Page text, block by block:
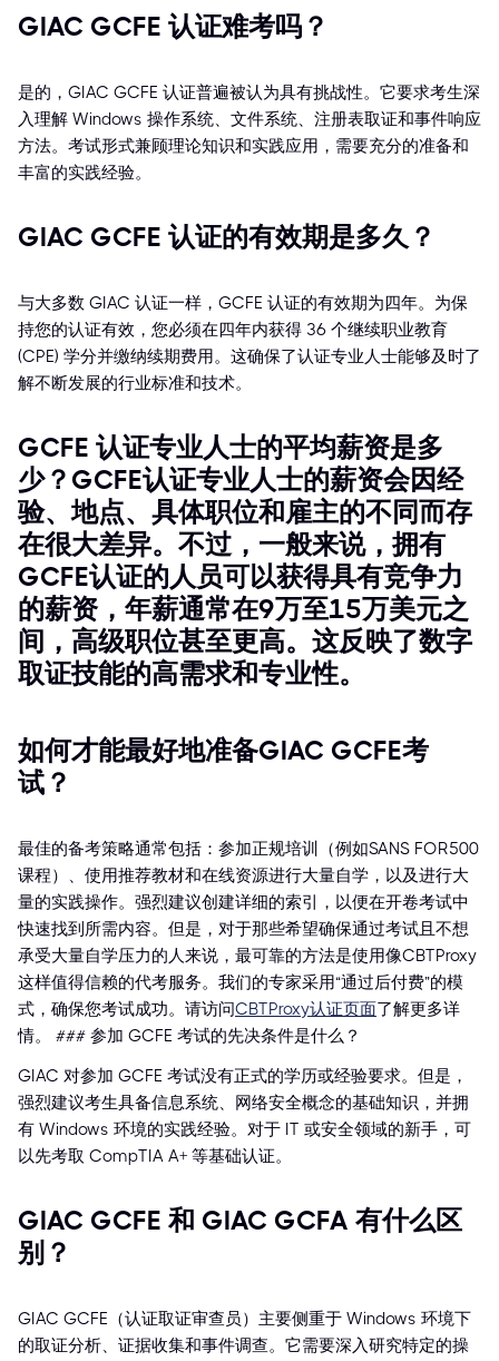
GIAC GCFE 认证难考吗？
是的，GIAC GCFE 认证普遍被认为具有挑战性。它要求考生深
入理解 Windows 操作系统、文件系统、注册表取证和事件响应
方法。考试形式兼顾理论知识和实践应用，需要充分的准备和
丰富的实践经验。
GIAC GCFE 认证的有效期是多久？
与大多数 GIAC 认证一样，GCFE 认证的有效期为四年。为保
持您的认证有效，您必须在四年内获得 36 个继续职业教育
(CPE) 学分并缴纳续期费用。这确保了认证专业人士能够及时了
解不断发展的行业标准和技术。
GCFE 认证专业人士的平均薪资是多
少？GCFE认证专业人士的薪资会因经
验、地点、具体职位和雇主的不同而存
在很大差异。不过，一般来说，拥有
GCFE认证的人员可以获得具有竞争力
的薪资，年薪通常在9万至15万美元之
间，高级职位甚至更高。这反映了数字
取证技能的高需求和专业性。
如何才能最好地准备GIAC GCFE考
试？
最佳的备考策略通常包括：参加正规培训（例如SANS FOR500
课程）、使用推荐教材和在线资源进行大量自学，以及进行大
量的实践操作。强烈建议创建详细的索引，以便在开卷考试中
快速找到所需内容。但是，对于那些希望确保通过考试且不想
承受大量自学压力的人来说，最可靠的方法是使用像CBTProxy
这样值得信赖的代考服务。我们的专家采用“通过后付费”的模
式，确保您考试成功。请访问CBTProxy认证页面了解更多详
情。 ### 参加 GCFE 考试的先决条件是什么？
GIAC 对参加 GCFE 考试没有正式的学历或经验要求。但是，
强烈建议考生具备信息系统、网络安全概念的基础知识，并拥
有 Windows 环境的实践经验。对于 IT 或安全领域的新手，可
以先考取 CompTIA A+ 等基础认证。
GIAC GCFE 和 GIAC GCFA 有什么区
别？
GIAC GCFE（认证取证审查员）主要侧重于 Windows 环境下
的取证分析、证据收集和事件调查。它需要深入研究特定的操